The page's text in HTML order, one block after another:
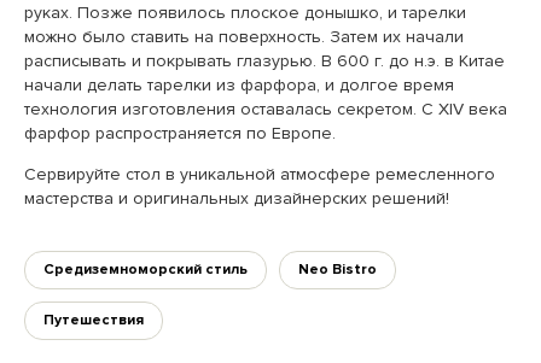
руках. Позже появилось плоское донышко, и тарелки
можно было ставить на поверхность. Затем их начали
расписывать и покрывать глазурью. В 600 г. до н.э. в Китае
начали делать тарелки из фарфора, и долгое время
технология изготовления оставалась секретом. С XIV века
фарфор распространяется по Европе.
Сервируйте стол в уникальной атмосфере ремесленного
мастерства и оригинальных дизайнерских решений!
Средиземноморский стиль Neo Bistro
Путешествия